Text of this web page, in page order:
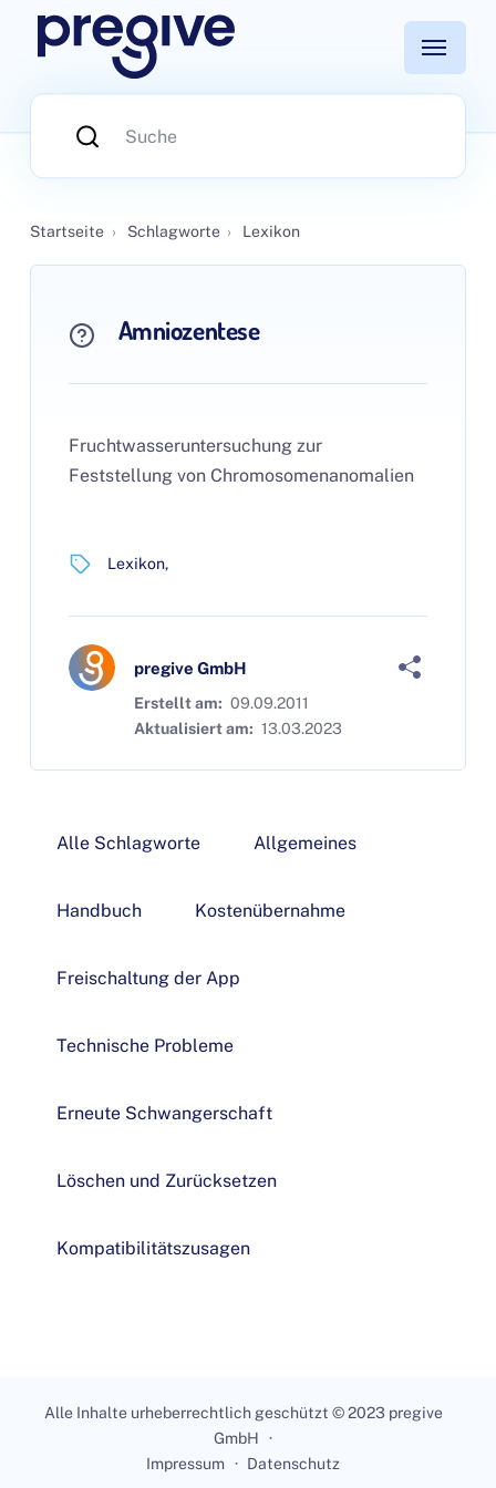
Startseite › Schlagworte › Lexikon
Amniozentese
Fruchtwasseruntersuchung zur
Feststellung von Chromosomenanomalien
Lexikon
pregive GmbH
Erstellt am: 09.09.2011
Aktualisiert am: 13.03.2023
Alle Schlagworte Allgemeines
Handbuch Kostenübernahme
Freischaltung der App
Technische Probleme
Erneute Schwangerschaft
Löschen und Zurücksetzen
Kompatibilitätszusagen
Alle Inhalte urheberrechtlich geschützt © 2023 pregive
GmbH
Impressum
Datenschutz